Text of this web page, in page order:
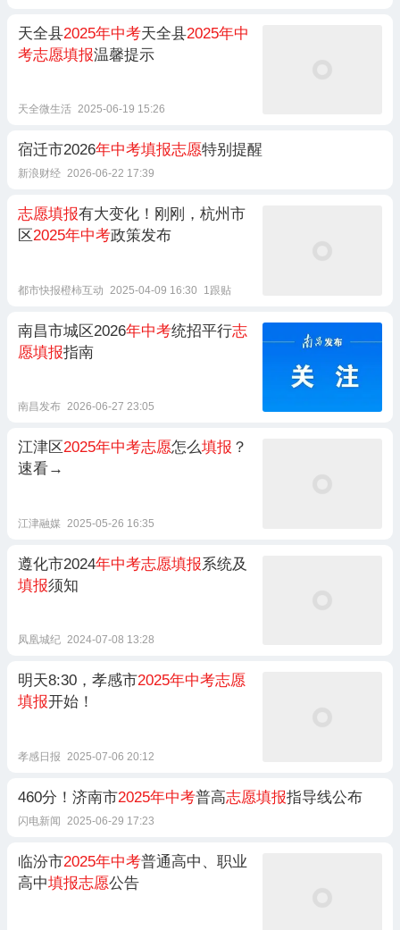
天全县2025年中考天全县2025年中
考志愿填报温馨提示
天全微生活 2025-06-19 15:26
宿迁市2026年中考填报志愿特别提醒
新浪财经 2026-06-22 17:39
志愿填报有大变化！刚刚，杭州市
区2025年中考政策发布
都市快报橙柿互动 2025-04-09 16:30 1跟贴
南昌市城区2026年中考统招平行志
愿填报指南
南昌发布 2026-06-27 23:05
江津区2025年中考志愿怎么填报 ？
速看→
江津融媒 2025-05-26 16:35
遵化市2024年中考志愿填报系统及
填报须知
凤凰城纪 2024-07-08 13:28
明天8:30，孝感市2025年中考志愿
填报开始！
孝感日报 2025-07-06 20:12
460分！济南市2025年中考普高志愿填报指导线公布
闪电新闻 2025-06-29 17:23
临汾市2025年中考普通高中、职业
高中填报志愿公告